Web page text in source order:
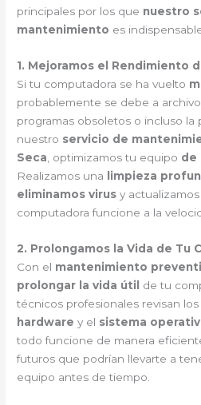
principales por los que nuestro
mantenimiento es
1. Mejoramos el Rendimiento
Si tu computadora se ha vuelto
probablemente se debe a
programas obsoletos o incluso
nuestro servicio de
Seca , optimizamos tu equipo de
Realizamos una
limpieza
eliminamos virus y
computadora funcione a la
2. Prolongamos la Vida de Tu
Con el mantenimiento
prolongar la vida útil
de tu
técnicos profesionales revisan los
hardware y el sistema
todo funcione de manera
futuros que podrían llevarte a
equipo antes de tiempo.